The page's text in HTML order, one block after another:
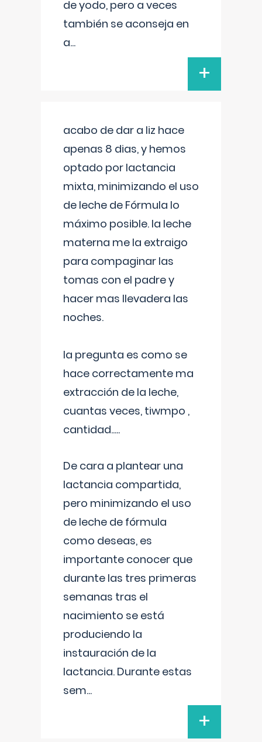
de yodo, pero a veces
también se aconseja en
a...
+
acabo de dar a liz hace
apenas 8 dias, y hemos
optado por lactancia
mixta, minimizando el uso
de leche de Fórmula lo
máximo posible. la leche
materna me la extraigo
para compaginar las
tomas con el padre y
hacer mas llevadera las
noches.
la pregunta es como se
hace correctamente ma
extracción de la leche,
cuantas veces, tiwmpo ,
cantidad.....
De cara a plantear una
lactancia compartida,
pero minimizando el uso
de leche de fórmula
como deseas, es
importante conocer que
durante las tres primeras
semanas tras el
nacimiento se está
produciendo la
instauración de la
lactancia. Durante estas
sem...
+